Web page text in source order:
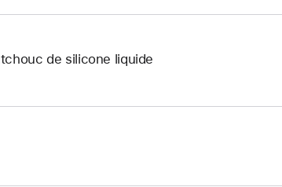
de silicone liquide